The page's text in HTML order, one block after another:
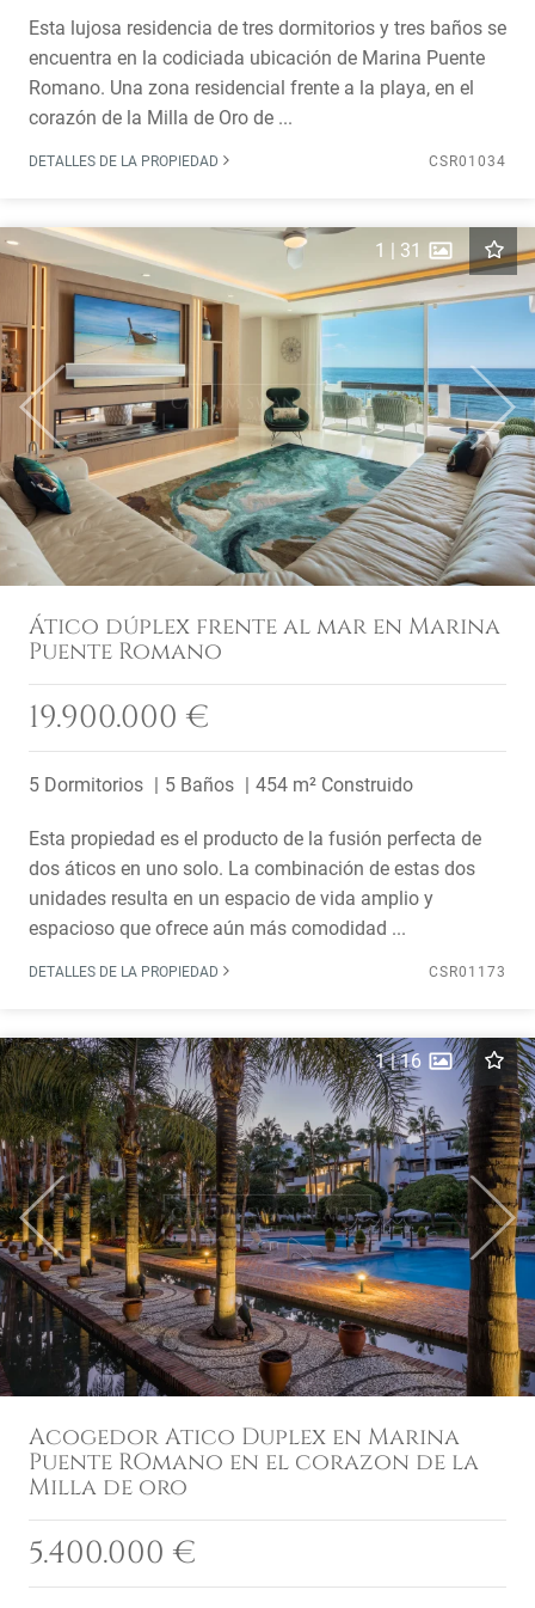
Esta lujosa residencia de tres dormitorios y tres baños se
encuentra en la codiciada ubicación de Marina Puente
Romano. Una zona residencial frente a la playa, en el
corazón de la Milla de Oro de ...
DETALLES DE LA PROPIEDAD CSR01034
Previous Next
1 | 31
Ático dúplex frente al mar en Marina
Puente Romano
19.900.000 €
5 Dormitorios 5 Baños 454 m² Construido
Esta propiedad es el producto de la fusión perfecta de
dos áticos en uno solo. La combinación de estas dos
unidades resulta en un espacio de vida amplio y
espacioso que ofrece aún más comodidad ...
DETALLES DE LA PROPIEDAD CSR01173
Previous Next
1|16
Acogedor Atico Duplex en Marina
Puente ROmano en el corazon de la
Milla de oro
5.400.000 €